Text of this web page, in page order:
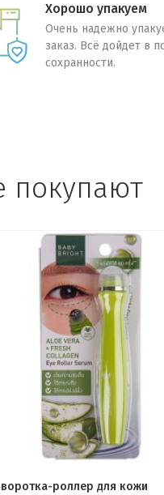
Хорошо упакуем
Очень надежно
заказ. Всё дойдет в
сохранности.
покупают
роллер для кожи